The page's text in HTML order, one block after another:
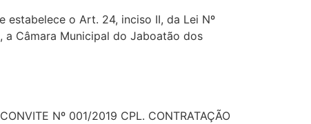
estabelece o Art. 24, inciso II, da Lei Nº
a Câmara Municipal do Jaboatão dos
Nº 001/2019 CPL. CONTRATAÇÃO